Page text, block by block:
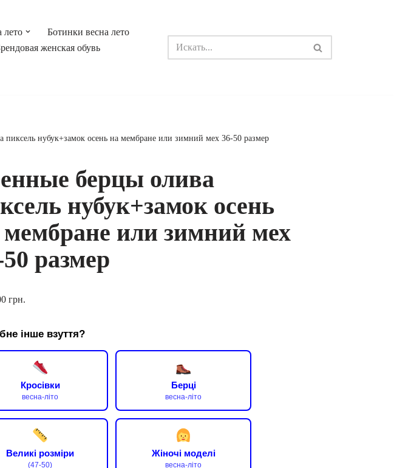
лето
Ботинки весна лето
женская обувь
пиксель нубук+замок осень на мембране или зимний мех 36-50 размер
берцы олива
нубук+замок осень
мембране или зимний мех
размер
грн.
інше взуття?
Кросівки
весна-літо
Берці
весна-літо
Великі розміри
(47-50)
Жіночі моделі
весна-літо